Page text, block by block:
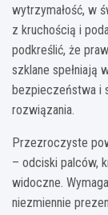
wytrzymałość, w
z kruchością i
podkreślić, że
szklane spełniają
bezpieczeństwa i
rozwiązania.
Przezroczyste
– odciski palców,
widoczne.
niezmiennie